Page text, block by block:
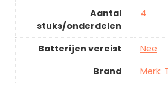
Aantal
stuks/onderdelen
4
Batterijen vereist
Nee
Brand
Merk: